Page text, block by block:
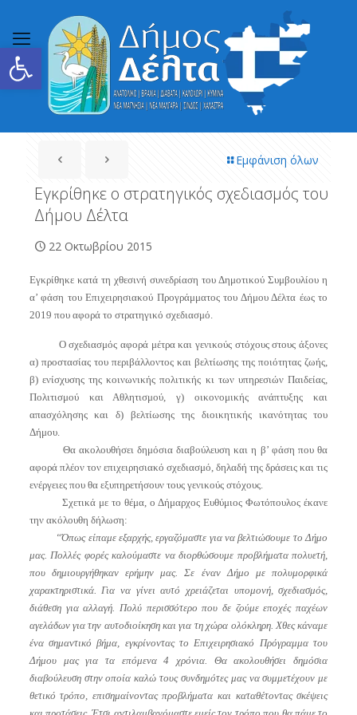
Ανοίξτε τη γραμμή εργαλείων
Εμφάνιση όλων
Εγκρίθηκε ο στρατηγικός σχεδιασμός του
Δήμου Δέλτα
22 Οκτωβρίου 2015
Εγκρίθηκε κατά τη χθεσινή συνεδρίαση του Δημοτικού Συμβουλίου η
α’ φάση του Επιχειρησιακού Προγράμματος του Δήμου Δέλτα έως το
2019 που αφορά το στρατηγικό σχεδιασμό.
Ο σχεδιασμός αφορά μέτρα και γενικούς στόχους στους άξονες
α) προστασίας του περιβάλλοντος και βελτίωσης της ποιότητας ζωής,
β) ενίσχυσης της κοινωνικής πολιτικής κι των υπηρεσιών Παιδείας,
Πολιτισμού και Αθλητισμού, γ) οικονομικής ανάπτυξης και
απασχόλησης και δ) βελτίωσης της διοικητικής ικανότητας του
Δήμου.
Θα ακολουθήσει δημόσια διαβούλευση και η β’ φάση που θα
αφορά πλέον τον επιχειρησιακό σχεδιασμό, δηλαδή της δράσεις και τις
ενέργειες που θα εξυπηρετήσουν τους γενικούς στόχους.
Σχετικά με το θέμα, ο Δήμαρχος Ευθύμιος Φωτόπουλος έκανε
την ακόλουθη δήλωση:
“Όπως είπαμε εξαρχής, εργαζόμαστε για να βελτιώσουμε το Δήμο
μας. Πολλές φορές καλούμαστε να διορθώσουμε προβλήματα πολυετή,
που δημιουργήθηκαν ερήμην μας. Σε έναν Δήμο με πολυμορφικά
χαρακτηριστικά. Για να γίνει αυτό χρειάζεται υπομονή, σχεδιασμός,
διάθεση για αλλαγή. Πολύ περισσότερο που δε ζούμε εποχές παχέων
αγελάδων για την αυτοδιοίκηση και για τη χώρα ολόκληρη. Χθες κάναμε
ένα σημαντικό βήμα, εγκρίνοντας το Επιχειρησιακό Πρόγραμμα του
Δήμου μας για τα επόμενα 4 χρόνια. Θα ακολουθήσει δημόσια
διαβούλευση στην οποία καλώ τους συνδημότες μας να συμμετέχουν με
θετικό τρόπο, επισημαίνοντας προβλήματα και καταθέτοντας σκέψεις